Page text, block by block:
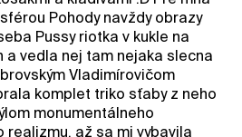
Pohody navždy obrazy
Pussy riotka v kukle na
a vedla nej tam nejaka slecna
Vladimírovičom
komplet triko sťaby z neho
monumentálneho
až sa mi vybavila